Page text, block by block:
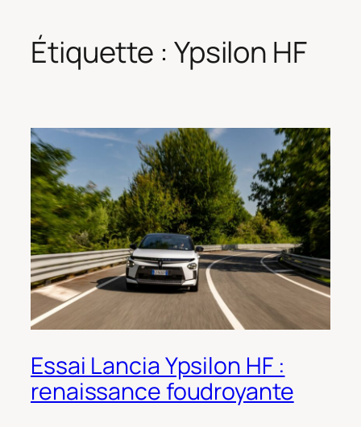
Étiquette : Ypsilon HF
Essai Lancia Ypsilon HF :
renaissance foudroyante